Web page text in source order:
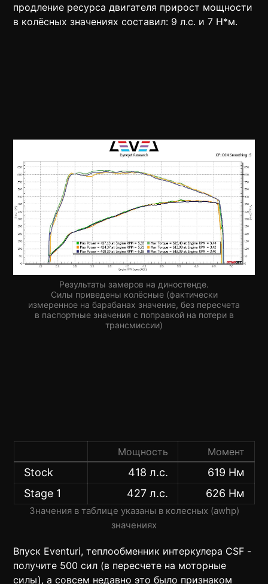
продление ресурса двигателя прирост мощности
в колёсных значениях составил: 9 л.с. и 7 Н*м.
Результаты замеров на диностенде.
Силы приведены колёсные (фактически
измеренное на барабанах значение, без пересчета
в паспортные значения с поправкой на потери в
трансмиссии)
Мощность Момент
Stock 418 л.с.
619 Нм
Stage 1
427 л.с. 626 Нм
Значения в таблице указаны в колесных (awhp)
значениях
Впуск Eventuri, теплообменник интеркулера CSF -
получите 500 сил (в пересчете на моторные
силы), а совсем недавно это было признаком